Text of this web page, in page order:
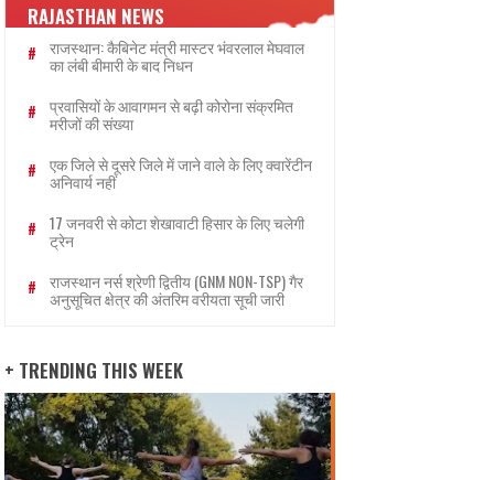
RAJASTHAN NEWS
राजस्थान: कैबिनेट मंत्री मास्टर भंवरलाल मेघवाल
का लंबी बीमारी के बाद निधन
प्रवासियों के आवागमन से बढ़ी कोरोना संक्रमित
मरीजों की संख्या
एक जिले से दूसरे जिले में जाने वाले के लिए क्वारेंटीन
अनिवार्य नहीं
17 जनवरी से कोटा शेखावाटी हिसार के लिए चलेगी
ट्रेन
राजस्थान नर्स श्रेणी द्वितीय (GNM NON-TSP) गैर
अनुसूचित क्षेत्र की अंतरिम वरीयता सूची जारी
+ TRENDING THIS WEEK